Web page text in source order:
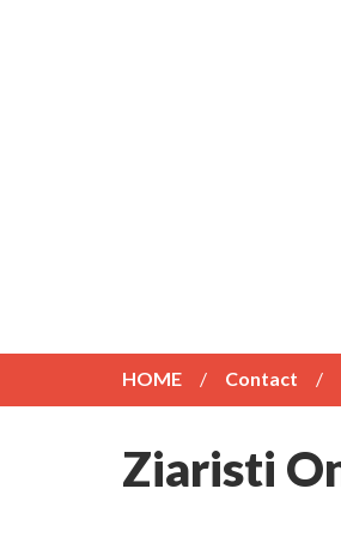
HOME Contact
Ziaristi